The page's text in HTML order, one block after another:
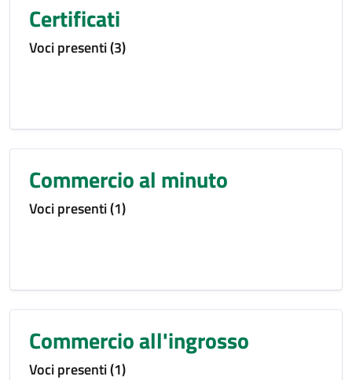
Certificati
Voci presenti (3)
Commercio al minuto
Voci presenti (1)
Commercio all'ingrosso
Voci presenti (1)